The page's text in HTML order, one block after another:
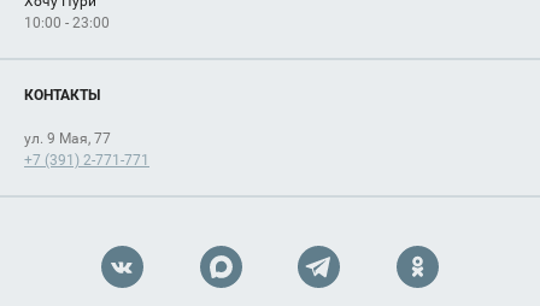
10:00 - 23:00
КОНТАКТЫ
ул. 9 Мая, 77
+7 (391) 2-771-771